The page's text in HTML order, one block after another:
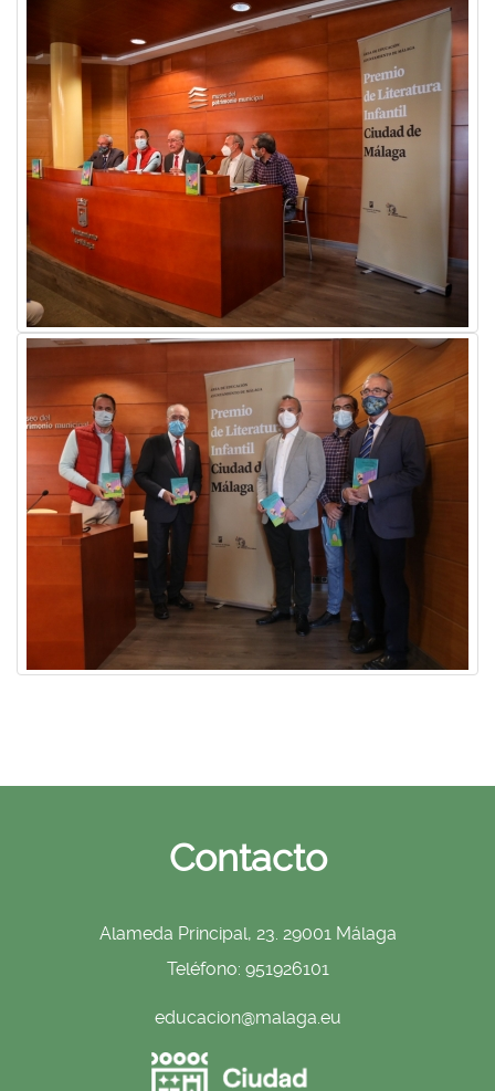
Contacto
Alameda Principal, 23. 29001 Málaga
Teléfono: 951926101
educacion@malaga.eu